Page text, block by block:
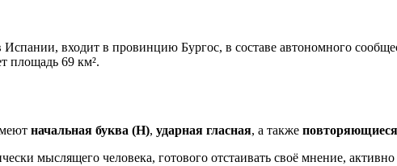
входит в провинцию Бургос, в составе автономного
площадь 69 км².
начальная буква (Н), ударная гласная, а также
мыслящего человека, готового отстаивать своё мнение,